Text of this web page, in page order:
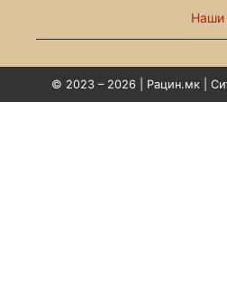
Наши
© 2023 – 2026 | Рацин.мк |